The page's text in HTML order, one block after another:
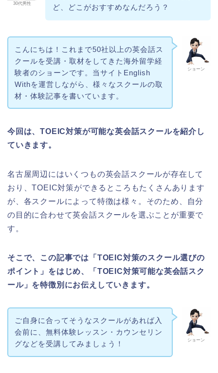
30代男性
ど、どこがおすすめなんだろう？
ショーン
こんにちは！これまで50社以上の英会話ス
クールを受講・取材をしてきた海外留学経
験者のショーンです。当サイトEnglish
Withを運営しながら、様々なスクールの取
材・体験記事を書いています。
今回は、TOEIC対策が可能な英会話スクールを紹介し
ていきます。
名古屋周辺にはいくつもの英会話スクールが存在して
おり、TOEIC対策ができるところもたくさんあります
が、各スクールによって特徴は様々。そのため、自分
の目的に合わせて英会話スクールを選ぶことが重要で
す。
そこで、この記事では「TOEIC対策のスクール選びの
ポイント」をはじめ、「TOEIC対策可能な英会話スク
ール」を特徴別にお伝えしていきます。
ショーン
ご自身に合ってそうなスクールがあれば入
会前に、無料体験レッスン・カウンセリン
グなどを受講してみましょう！